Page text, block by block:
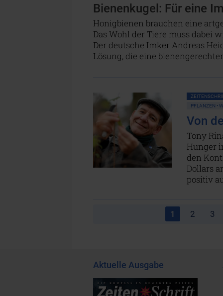
Bienenkugel: Für eine
Honigbienen brauchen eine
Das Wohl der Tiere muss dabei
Der deutsche Imker Andreas
Lösung, die eine
PFLANZEN •
Von
Tony
Hunger
den
Dollars
positiv
1 2 3
Aktuelle Ausgabe